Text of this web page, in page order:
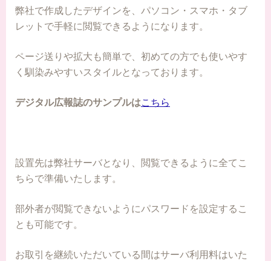
弊社で作成したデザインを、パソコン・スマホ・タブ
レットで手軽に閲覧できるようになります。
ページ送りや拡大も簡単で、初めての方でも使いやす
く馴染みやすいスタイルとなっております。
デジタル広報誌のサンプルはこちら
設置先は弊社サーバとなり、閲覧できるように全てこ
ちらで準備いたします。
部外者が閲覧できないようにパスワードを設定するこ
とも可能です。
お取引を継続いただいている間はサーバ利用料はいた